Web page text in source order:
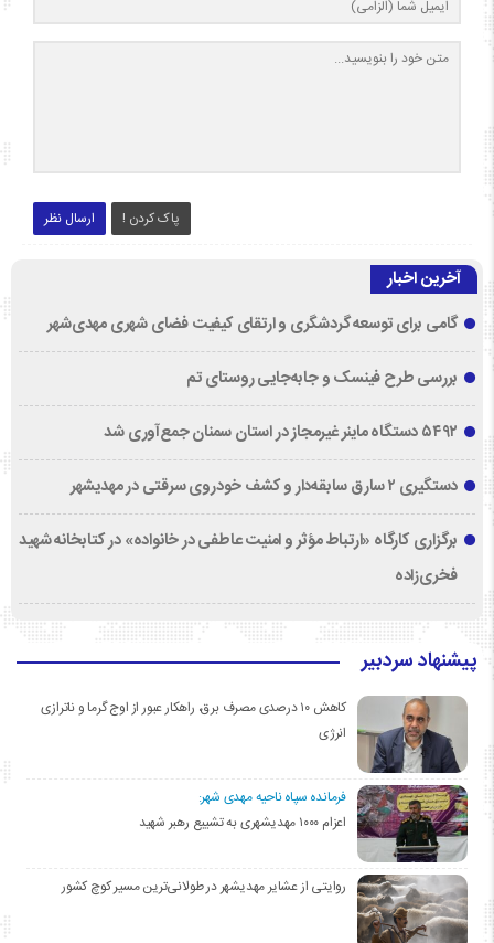
ارسال نظر پاک کردن !
آخرین اخبار
گامی برای توسعه گردشگری و ارتقای کیفیت فضای شهری مهدی‌شهر
بررسی طرح فینسک و جابه‌جایی روستای تم
۵۴۹۲ دستگاه ماینر غیرمجاز در استان سمنان جمع‌آوری شد
دستگیری ۲ سارق سابقه‌دار و کشف خودروی سرقتی در مهدیشهر
برگزاری کارگاه «ارتباط مؤثر و امنیت عاطفی در خانواده» در کتابخانه شهید
فخری‌زاده
پیشنهاد سردبیر
کاهش ۱۰ درصدی مصرف برق، راهکار عبور از اوج گرما و ناترازی
انرژی
فرمانده سپاه ناحیه مهدی شهر:
اعزام ۱۰۰۰ مهدیشهری به تشییع رهبر شهید
روایتی از عشایر مهدیشهر در طولانی‌ترین مسیر کوچ کشور